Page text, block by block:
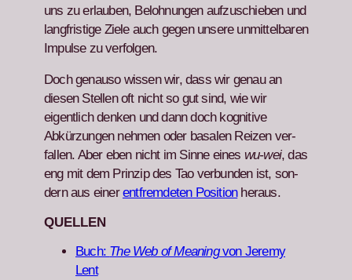
uns zu erlauben, Beloh­nun­gen aufzuschieben und
langfristige Ziele auch gegen unsere unmit­tel­baren
Impulse zu ver­fol­gen.
Doch genau­so wis­sen wir, dass wir genau an
diesen Stellen oft nicht so gut sind, wie wir
eigentlich denken und dann doch kog­ni­tive
Abkürzun­gen nehmen oder basalen Reizen ver­
fall­en. Aber eben nicht im Sinne eines wu-wei, das
eng mit dem Prinzip des Tao ver­bun­den ist, son­
dern aus ein­erent­fremde­ten Posi­tionher­aus.
QUELLEN
Buch: The Web of Mean­ingvon Jere­my
Lent